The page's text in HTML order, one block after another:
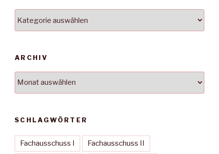
ARCHIV
SCHLAGWÖRTER
Fachausschuss I Fachausschuss II